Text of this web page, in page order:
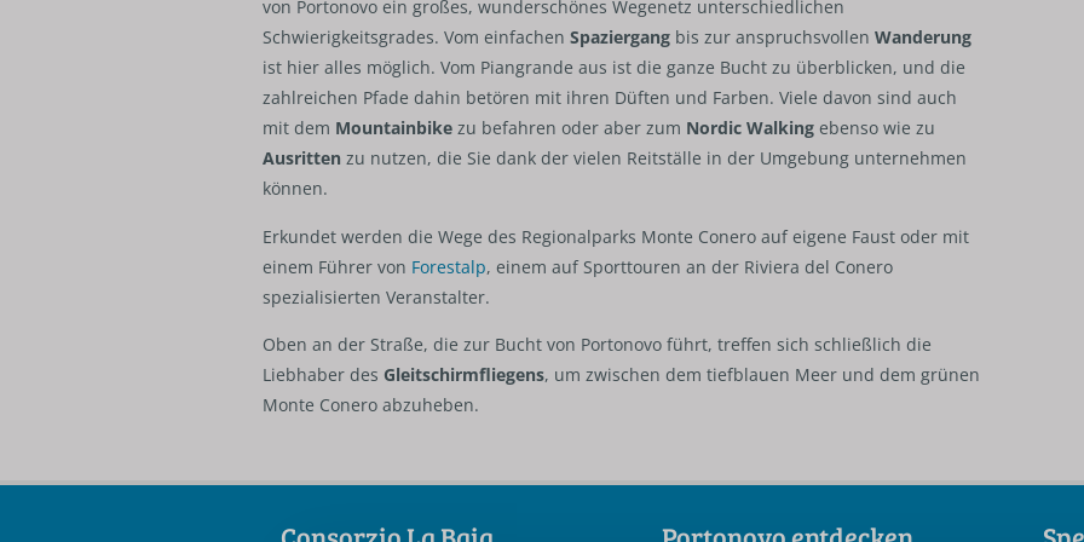
von Portonovo ein großes, wunderschönes Wegenetz unterschiedlichen
Schwierigkeitsgrades. Vom einfachen Spaziergang bis zur anspruchsvollen Wanderung
ist hier alles möglich. Vom Piangrande aus ist die ganze Bucht zu überblicken, und die
zahlreichen Pfade dahin betören mit ihren Düften und Farben. Viele davon sind auch
mit dem Mountainbike zu befahren oder aber zum Nordic Walking ebenso wie zu
Ausritten zu nutzen, die Sie dank der vielen Reitställe in der Umgebung unternehmen
können.
Erkundet werden die Wege des Regionalparks Monte Conero auf eigene Faust oder mit
einem Führer von Forestalp, einem auf Sporttouren an der Riviera del Conero
spezialisierten Veranstalter.
Oben an der Straße, die zur Bucht von Portonovo führt, treffen sich schließlich die
Liebhaber des Gleitschirmfliegens, um zwischen dem tiefblauen Meer und dem grünen
Monte Conero abzuheben.